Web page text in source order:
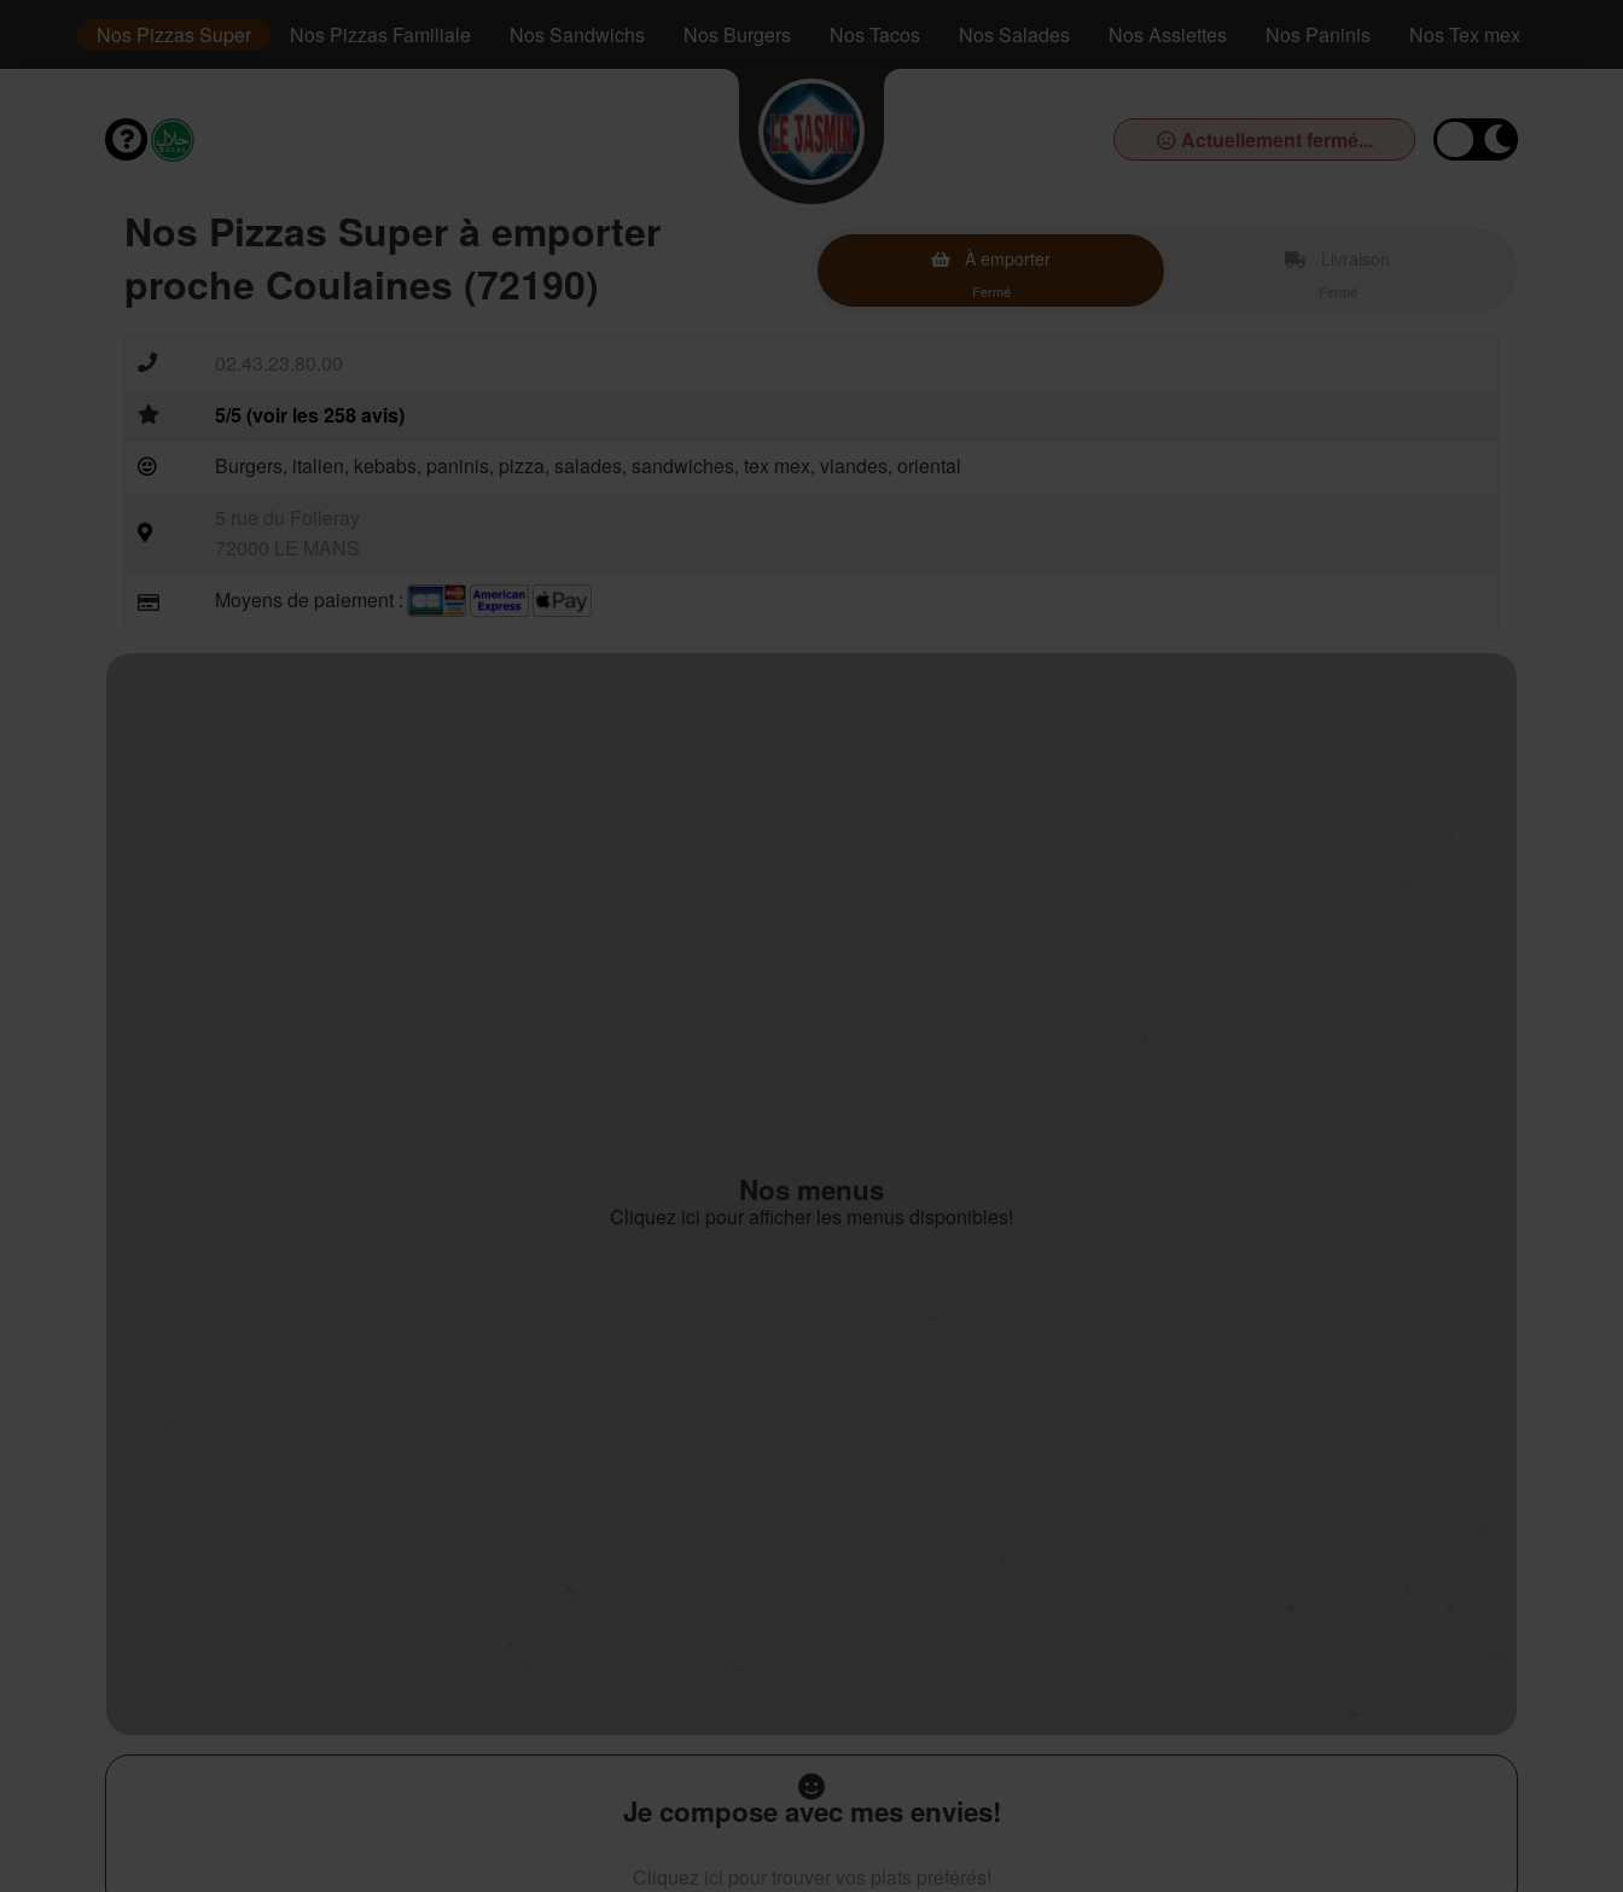
Nos Pizzas Super Nos Pizzas Familiale Nos Sandwichs Nos Burgers Nos Tacos Nos Salades Nos Assiettes Nos Paninis Nos Tex mex
Actuellement fermé...
Nos Pizzas Super à emporter
proche Coulaines (72190)
À emporter
Fermé
02.43.23.80.00
5/5 (voir les 258 avis)
Burgers, italien, kebabs, paninis, pizza, salades, sandwiches, tex mex, viandes, oriental
Moyens de paiement :
Nos menus
Cliquez ici pour afficher les menus disponibles!
Je compose avec mes envies!
Cliquez ici pour trouver vos plats préférés!